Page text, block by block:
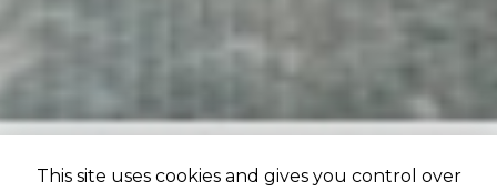
This site uses cookies and gives you control over